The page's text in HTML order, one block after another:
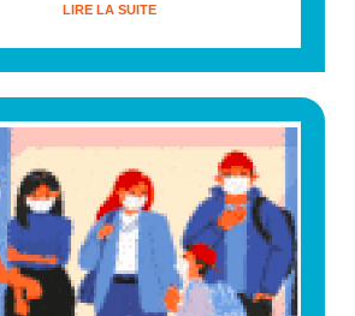
LIRE LA SUITE